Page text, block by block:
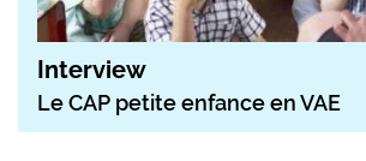
Interview
Le CAP petite enfance en VAE